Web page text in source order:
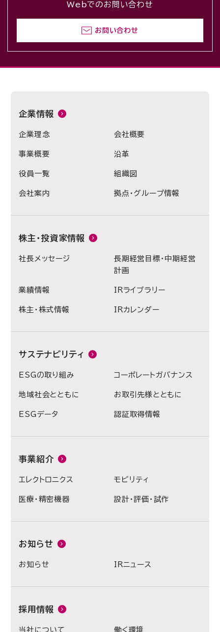
Webでのお問い合わせ
お問い合わせ
企業情報
企業理念 会社概要
事業概要 沿革
役員一覧 組織図
会社案内 拠点・グループ情報
株主・投資家情報
社長メッセージ
長期経営目標・中期経営
計画
業績情報 IRライブラリー
株主・株式情報 IRカレンダー
サステナビリティ
ESGの取り組み コーポレートガバナンス
地域社会とともに お取引先様とともに
ESGデータ 認証取得情報
事業紹介
エレクトロニクス モビリティ
医療・精密機器 設計・評価・試作
お知らせ
お知らせ IRニュース
採用情報
当社について 働く環境